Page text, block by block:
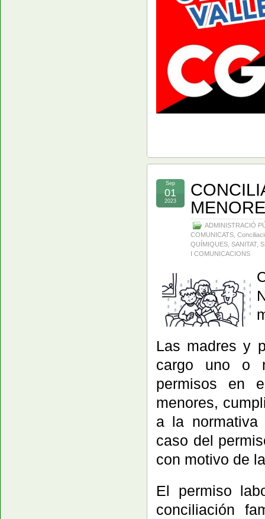
ADMINISTRACIÓ
COMUNICATS
QUÍMIQUES SANITAT,
I COMUNICACIONS
Sep
01
2023
Las madres y
cargo uno o
permisos en
menores,
a la normativa
caso del
con motivo de
El permiso
conciliación